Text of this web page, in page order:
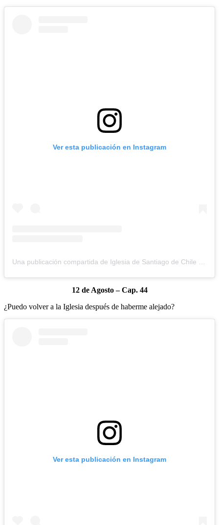
Ver esta publicación en Instagram
12 de Agosto – Cap. 44
¿Puedo volver a la Iglesia después de haberme alejado?
Ver esta publicación en Instagram